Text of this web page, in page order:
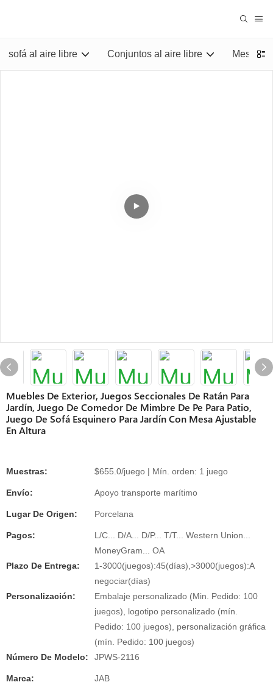
sofá al aire libre Conjuntos al aire libre Mesas
Muebles De Exterior, Juegos Seccionales De Ratán Para
Jardín, Juego De Comedor De Mimbre De Pe Para Patio,
Juego De Sofá Esquinero Para Jardín Con Mesa Ajustable
En Altura
Muestras: $655.0/juego | Mín. orden: 1 juego
Envío: Apoyo transporte marítimo
Lugar De Origen: Porcelana
Pagos:
L/C... D/A... D/P... T/T... Western Union...
MoneyGram... OA
Plazo De Entrega:
1-3000(juegos):45(días),>3000(juegos):A
negociar(días)
Personalización:
Embalaje personalizado (Min. Pedido: 100
juegos), logotipo personalizado (mín.
Pedido: 100 juegos), personalización gráfica
(mín. Pedido: 100 juegos)
Número De Modelo:
JPWS-2116
Marca: JAB